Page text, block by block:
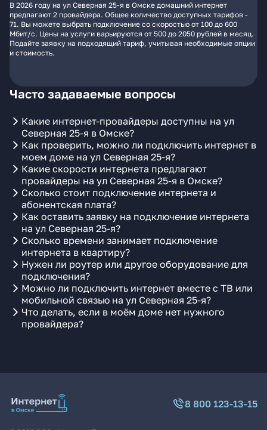
В 2026 году на ул Северная 25-я в Омске домашний интернет
предлагают 2 провайдера. Общее количество доступных тарифов -
71. Вы можете выбрать подключение со скоростью от 100 до 600
Мбит/с. Цены на услуги варьируются от 500 до 2050 рублей в месяц.
Подайте заявку на подходящий тариф, учитывая необходимые опции
и стоимость.
Часто задаваемые вопросы
Какие интернет-провайдеры доступны на ул
Северная 25-я в Омске?
Как проверить, можно ли подключить интернет в
моем доме на ул Северная 25-я?
Какие скорости интернета предлагают
провайдеры на ул Северная 25-я в Омске?
Сколько стоит подключение интернета и
абонентская плата?
Как оставить заявку на подключение интернета
на ул Северная 25-я?
Сколько времени занимает подключение
интернета в квартиру?
Нужен ли роутер или другое оборудование для
подключения?
Можно ли подключить интернет вместе с ТВ или
мобильной связью на ул Северная 25-я?
Что делать, если в моём доме нет нужного
провайдера?
8 800 123-13-15